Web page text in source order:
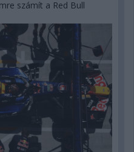
számít a Red Bull